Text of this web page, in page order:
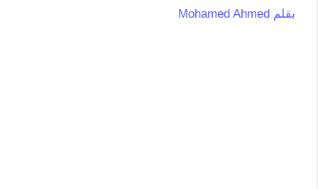
بقلم Mohamed Ahmed